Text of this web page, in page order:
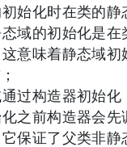
始化时在类的静
域的初始化是在
意味着静态域初
过构造器初始化
之前构造器会先
保证了父类非静